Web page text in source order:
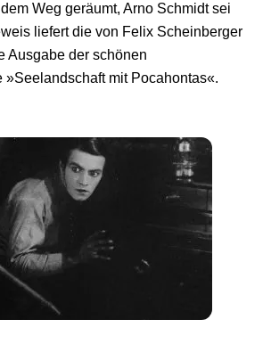
Weg geräumt, Arno Schmidt sei
liefert die von Felix Scheinberger
Ausgabe der schönen
»Seelandschaft mit Pocahontas«.